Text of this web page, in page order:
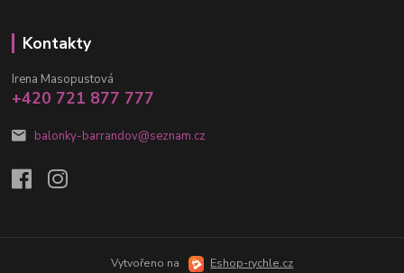
Kontakty
Irena Masopustová
+420 721 877 777
balonky-barrandov@seznam.cz
Vytvořeno na Eshop-rychle.cz